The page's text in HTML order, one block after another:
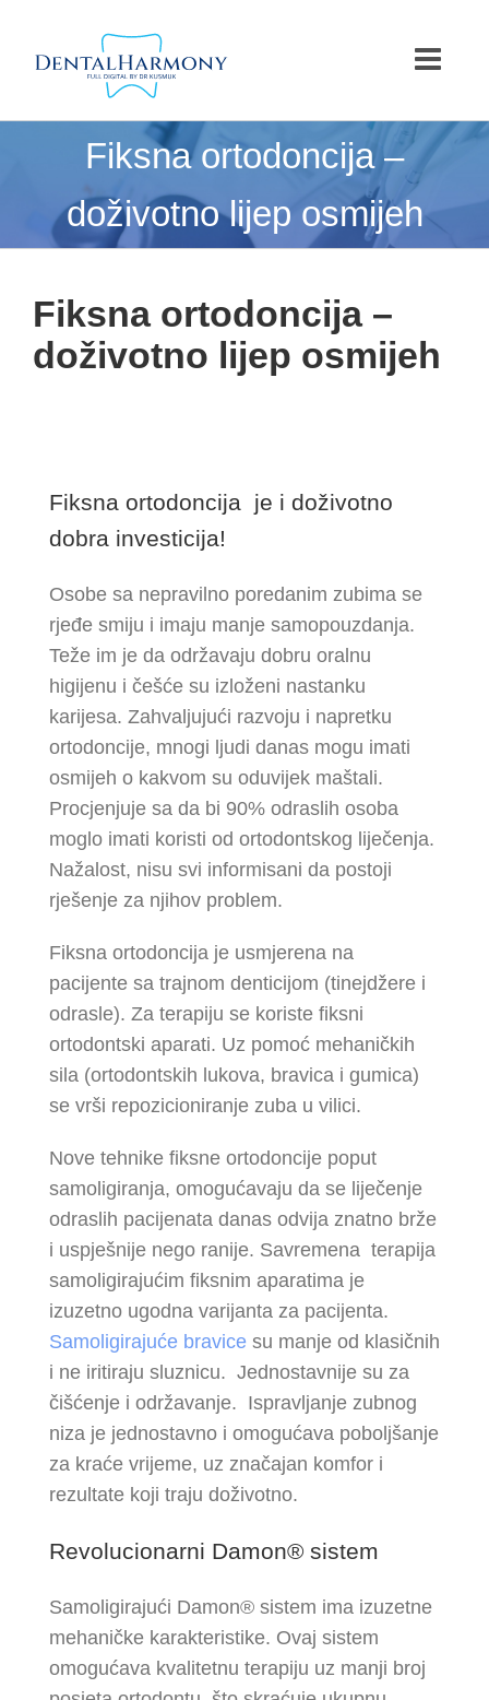
content
Fiksna ortodoncija –
doživotno lijep osmijeh
Fiksna ortodoncija –
doživotno lijep osmijeh
Fiksna ortodoncija je i doživotno
dobra investicija!
Osobe sa nepravilno poredanim zubima se
rjeđe smiju i imaju manje samopouzdanja.
Teže im je da održavaju dobru oralnu
higijenu i češće su izloženi nastanku
karijesa. Zahvaljujući razvoju i napretku
ortodoncije, mnogi ljudi danas mogu imati
osmijeh o kakvom su oduvijek maštali.
Procjenjuje sa da bi 90% odraslih osoba
moglo imati koristi od ortodontskog liječenja.
Nažalost, nisu svi informisani da postoji
rješenje za njihov problem.
Fiksna ortodoncija je usmjerena na
pacijente sa trajnom denticijom (tinejdžere i
odrasle). Za terapiju se koriste fiksni
ortodontski aparati. Uz pomoć mehaničkih
sila (ortodontskih lukova, bravica i gumica)
se vrši repozicioniranje zuba u vilici.
Nove tehnike fiksne ortodoncije poput
samoligiranja, omogućavaju da se liječenje
odraslih pacijenata danas odvija znatno brže
i uspješnije nego ranije. Savremena terapija
samoligirajućim fiksnim aparatima je
izuzetno ugodna varijanta za pacijenta.
Samoligirajuće bravice su manje od klasičnih
i ne iritiraju sluznicu. Jednostavnije su za
čišćenje i održavanje. Ispravljanje zubnog
niza je jednostavno i omogućava poboljšanje
za kraće vrijeme, uz značajan komfor i
rezultate koji traju doživotno.
Revolucionarni Damon® sistem
Samoligirajući Damon® sistem ima izuzetne
mehaničke karakteristike. Ovaj sistem
omogućava kvalitetnu terapiju uz manji broj